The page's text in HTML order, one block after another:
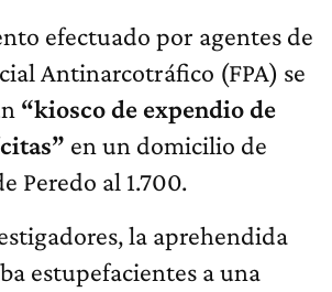
efectuado por agentes de
Antinarcotráfico (FPA) se
“kiosco de expendio de
en un domicilio de
Peredo al 1.700.
la aprehendida
estupefacientes a una